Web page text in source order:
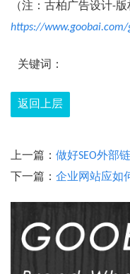
（注：古柏广告设计-版
https://
关键词：
返回上层
上一篇： 做好SEO外部
下一篇： 企业网站应如